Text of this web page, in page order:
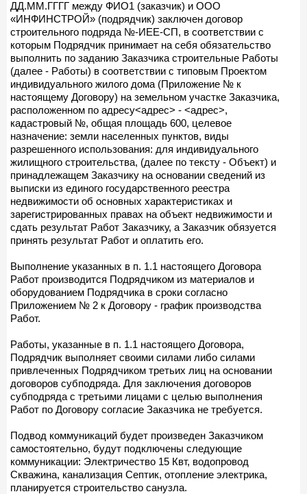
ДД.ММ.ГГГГ между ФИО1 (заказчик) и ООО
«ИНФИНСТРОЙ» (подрядчик) заключен договор
строительного подряда №-ИЕЕ-СП, в соответствии с
которым Подрядчик принимает на себя обязательство
выполнить по заданию Заказчика строительные Работы
(далее - Работы) в соответствии с типовым Проектом
индивидуального жилого дома (Приложение № к
настоящему Договору) на земельном участке Заказчика,
расположенном по адресу<адрес> - <адрес>,
кадастровый №, общая площадь 600, целевое
назначение: земли населенных пунктов, виды
разрешенного использования: для индивидуального
жилищного строительства, (далее по тексту - Объект) и
принадлежащем Заказчику на основании сведений из
выписки из единого государственного реестра
недвижимости об основных характеристиках и
зарегистрированных правах на объект недвижимости и
сдать результат Работ Заказчику, а Заказчик обязуется
принять результат Работ и оплатить его.
Выполнение указанных в п. 1.1 настоящего Договора
Работ производится Подрядчиком из материалов и
оборудованием Подрядчика в сроки согласно
Приложением № 2 к Договору - график производства
Работ.
Работы, указанные в п. 1.1 настоящего Договора,
Подрядчик выполняет своими силами либо силами
привлеченных Подрядчиком третьих лиц на основании
договоров субподряда. Для заключения договоров
субподряда с третьими лицами с целью выполнения
Работ по Договору согласие Заказчика не требуется.
Подвод коммуникаций будет произведен Заказчиком
самостоятельно, будут подключены следующие
коммуникации: Электричество 15 Квт, водопровод
Скважина, канализация Септик, отопление электрика,
планируется строительство санузла.